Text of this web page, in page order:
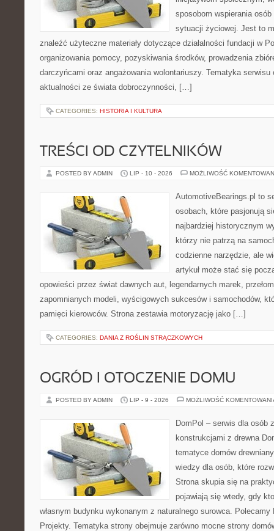
sposobom wspierania
sytuacji życiowej. Jest to
znaleźć użyteczne materiały dotyczące działalności fundacji w
organizowania pomocy, pozyskiwania środków, prowadzenia
darczyńcami oraz angażowania wolontariuszy. Tematyka
aktualności ze świata dobroczynności, […]
CATEGORIES: HISTORIA I KULTURA
TREŚCI OD CZYTELNIKÓW
POSTED BY ADMIN LIP - 10 - 2026 MOŻLIWOŚĆ
AutomotiveBearings.pl to
osobach, które pasjonują
najbardziej historycznym
którzy nie patrzą na
codzienne narzędzie, ale
artykuł może stać się
opowieści przez świat dawnych aut, legendarnych marek,
zapomnianych modeli, wyścigowych sukcesów i samochodów,
pamięci kierowców. Strona zestawia motoryzację jako […]
CATEGORIES: DANIA Z ROŚLIN STRĄCZKOWYCH
OGRÓD I OTOCZENIE DOMU
POSTED BY ADMIN LIP - 9 - 2026 MOŻLIWOŚĆ
DomPol – serwis dla osób
konstrukcjami z drewna
tematyce domów
wiedzy dla osób, które
Strona skupia się na
pojawiają się wtedy, gdy
własnym budynku wykonanym z naturalnego surowca.
Projekty. Tematyka strony obejmuje zarówno mocne strony